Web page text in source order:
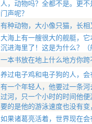
人，动物吗？全都不是。更
门声呢？
有种动物，大小像只猫，长
大海上有一艘很大的舰艇，
沉进海里了！这是为什么？（
一本书放在地上什么地方你跨
养过电子鸡和电子狗的人，会
有一个年轻人，他要过一条
过河，只一个小时的时间他
要的是他的游泳速度也没有变
如果诸葛亮活着，世界现在会